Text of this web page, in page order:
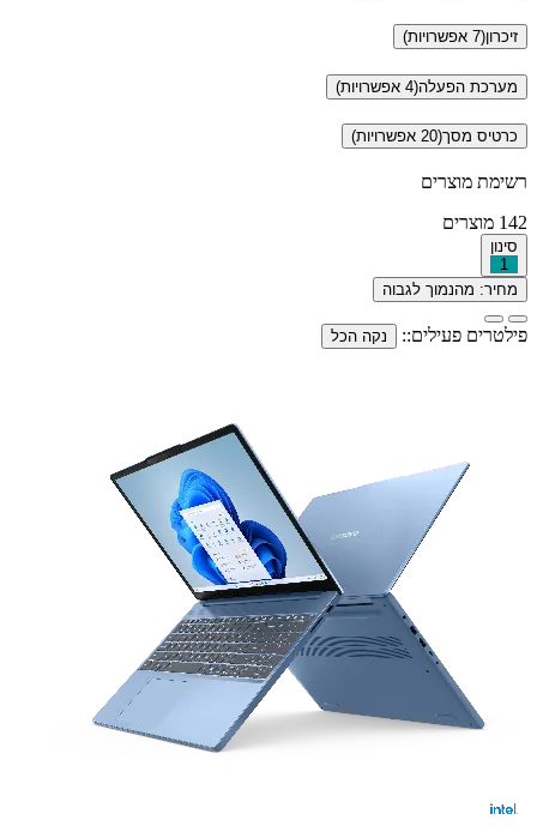
זיכרון(7 אפשרויות)
מערכת הפעלה(4 אפשרויות)
כרטיס מסך(20 אפשרויות)
רשימת מוצרים
142 מוצרים
סינון
1
מחיר: מהנמוך לגבוה
פילטרים פעילים:: נקה הכל